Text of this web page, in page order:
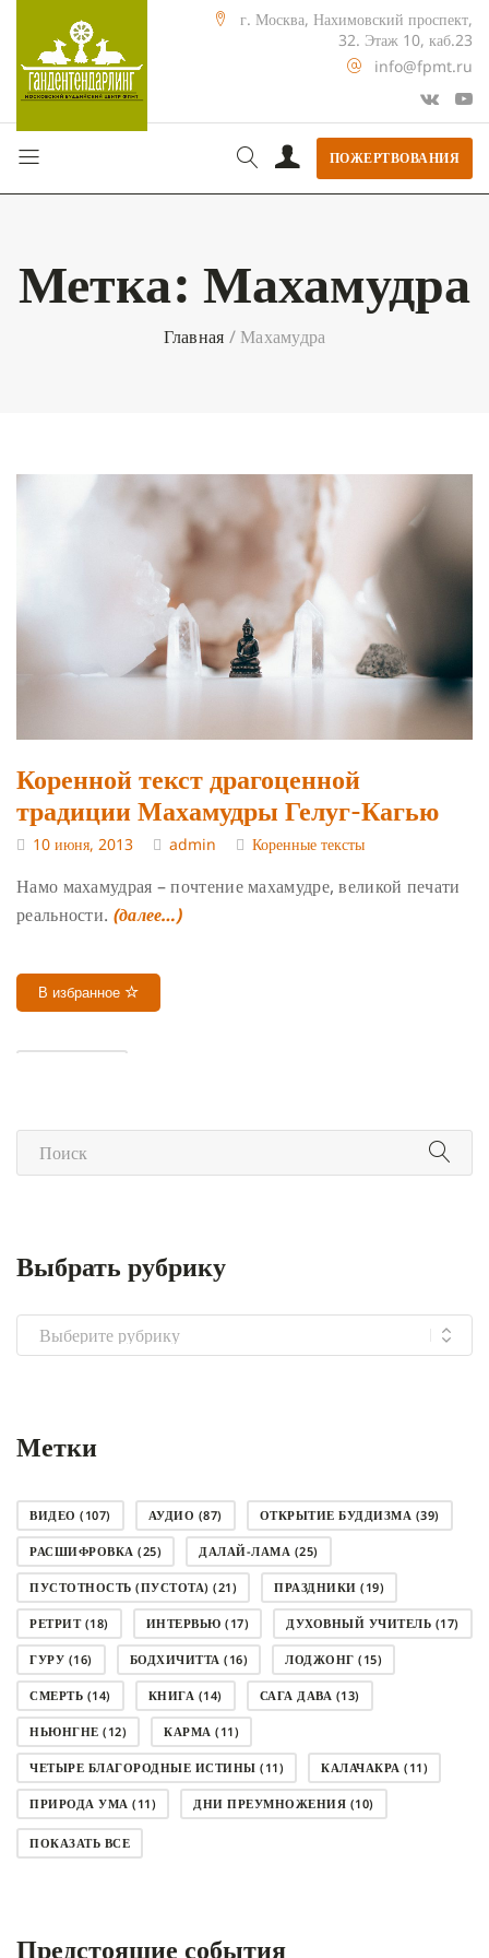
г. Москва, Нахимовский проспект,
32. Этаж 10, каб.23
info@fpmt.ru
ПОЖЕРТВОВАНИЯ
Метка: Махамудра
Главная / Махамудра
Коренной текст драгоценной
традиции Махамудры Гелуг-Кагью
10 июня, 2013 admin Коренные тексты
Намо махамудрая – почтение махамудре, великой печати
реальности. (далее…)
В избранное
Выбрать рубрику
Выбрать
рубрику
Метки
ВИДЕО (107) АУДИО (87) ОТКРЫТИЕ БУДДИЗМА (39)
РАСШИФРОВКА (25) ДАЛАЙ-ЛАМА (25)
ПУСТОТНОСТЬ (ПУСТОТА) (21) ПРАЗДНИКИ (19)
РЕТРИТ(18) ИНТЕРВЬЮ (17) ДУХОВНЫЙ УЧИТЕЛЬ (17)
ГУРУ (16) БОДХИЧИТТА (16) ЛОДЖОНГ (15)
СМЕРТЬ (14) КНИГА (14) САГА ДАВА (13)
НЬЮНГНЕ (12) КАРМА (11)
ЧЕТЫРЕ БЛАГОРОДНЫЕ ИСТИНЫ (11) КАЛАЧАКРА (11)
ПРИРОДА УМА (11) ДНИ ПРЕУМНОЖЕНИЯ (10)
СОВЕТ(10)
АНАЛИТИЧЕСКАЯ МЕДИТАЦИЯ(7)
ПОКАЗАТЬ ВСЕ
Предстоящие события